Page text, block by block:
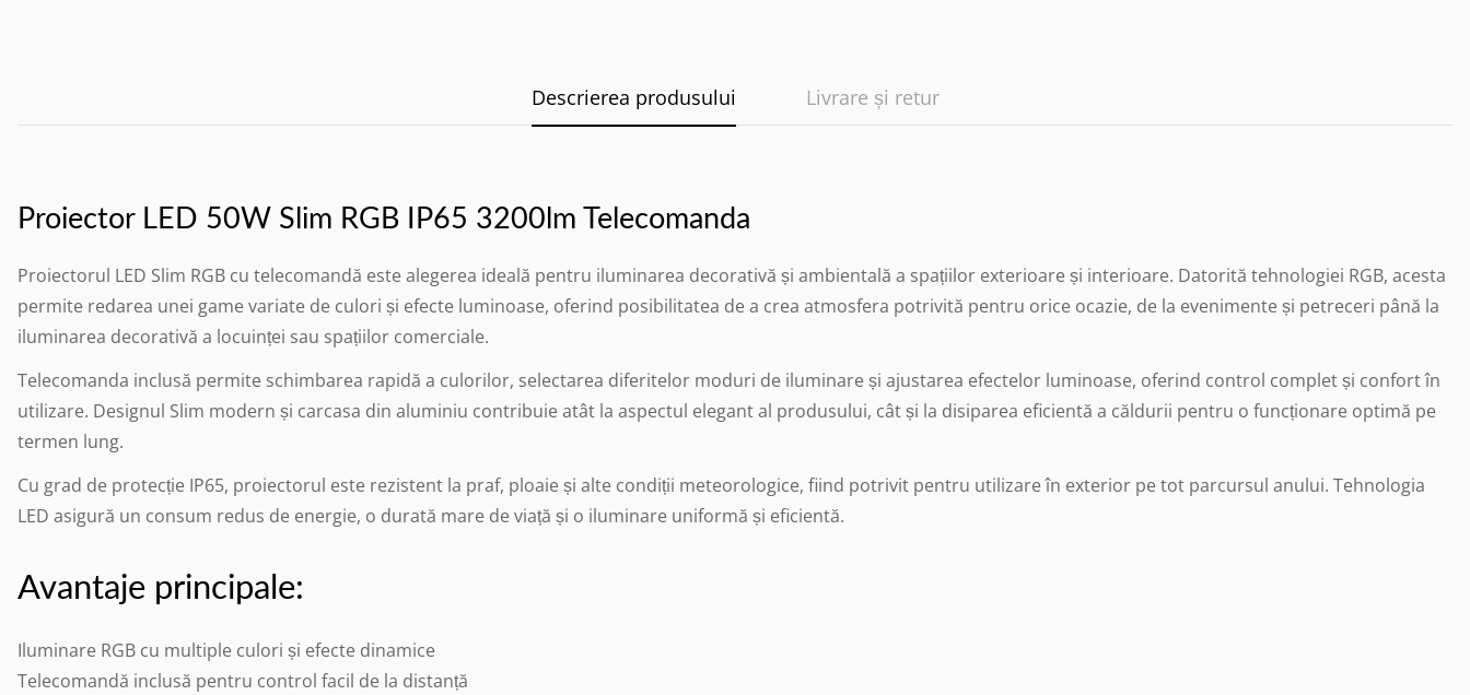
Descrierea produsului Livrare și retur
Proiector LED 50W Slim RGB IP65 3200lm Telecomanda
Proiectorul LED Slim RGB cu telecomandă este alegerea ideală pentru iluminarea decorativă și ambientală a spațiilor exterioare și interioare. Datorită tehnologiei RGB, acesta
permite redarea unei game variate de culori și efecte luminoase, oferind posibilitatea de a crea atmosfera potrivită pentru orice ocazie, de la evenimente și petreceri până la
iluminarea decorativă a locuinței sau spațiilor comerciale.
Telecomanda inclusă permite schimbarea rapidă a culorilor, selectarea diferitelor moduri de iluminare și ajustarea efectelor luminoase, oferind control complet și confort în
utilizare. Designul Slim modern și carcasa din aluminiu contribuie atât la aspectul elegant al produsului, cât și la disiparea eficientă a căldurii pentru o funcționare optimă pe
termen lung.
Cu grad de protecție IP65, proiectorul este rezistent la praf, ploaie și alte condiții meteorologice, fiind potrivit pentru utilizare în exterior pe tot parcursul anului. Tehnologia
LED asigură un consum redus de energie, o durată mare de viață și o iluminare uniformă și eficientă.
Avantaje principale:
Iluminare RGB cu multiple culori și efecte dinamice
Telecomandă inclusă pentru control facil de la distanță